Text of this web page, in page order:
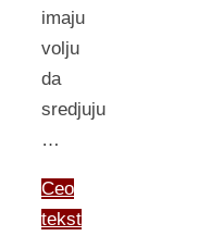
imaju
volju
da
sredjuju
…
Ceo
tekst